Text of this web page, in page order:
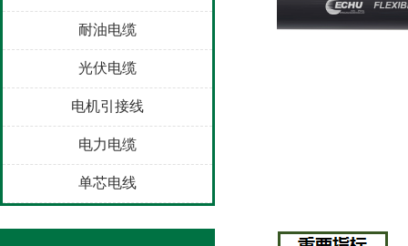
耐油电缆
光伏电缆
电机引接线
电力电缆
单芯电线